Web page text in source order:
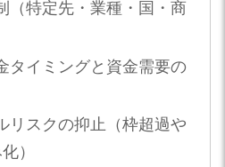
（特定先・業種・国・商
タイミングと資金需要の
リスクの抑止（枠超過や
）